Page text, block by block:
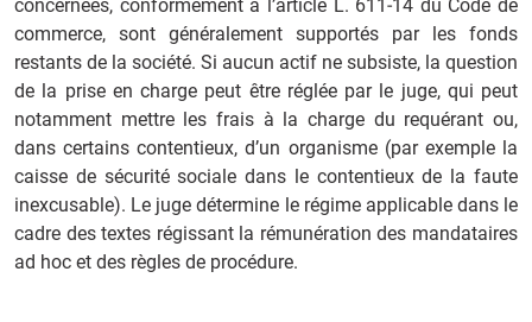
concernées, conformément à l’article L. 611‑14 du Code de
commerce, sont généralement supportés par les fonds
restants de la société. Si aucun actif ne subsiste, la question
de la prise en charge peut être réglée par le juge, qui peut
notamment mettre les frais à la charge du requérant ou,
dans certains contentieux, d’un organisme (par exemple la
caisse de sécurité sociale dans le contentieux de la faute
inexcusable). Le juge détermine le régime applicable dans le
cadre des textes régissant la rémunération des mandataires
ad hoc et des règles de procédure.